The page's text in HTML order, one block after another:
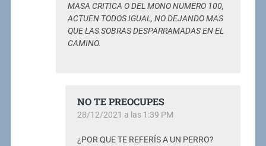
MASA CRITICA O DEL MONO NUMERO 100,
ACTUEN TODOS IGUAL, NO DEJANDO MAS
QUE LAS SOBRAS DESPARRAMADAS EN EL
CAMINO.
NO TE PREOCUPES
28/12/2021 a las 1:39 PM
¿POR QUE TE REFERÍS A UN PERRO?